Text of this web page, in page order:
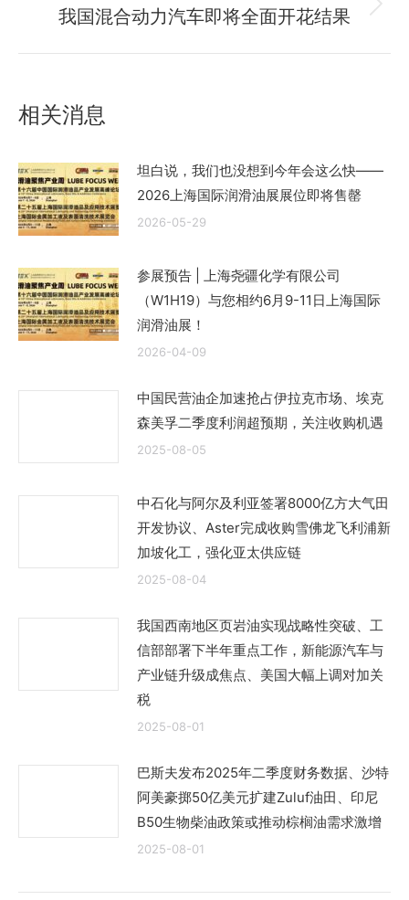
章：
未
我国混合动力汽车即将全面开花结果
相关消息
坦白说，我们也没想到今年会这么快——
2026上海国际润滑油展展位即将售罄
2026-05-29
参展预告 | 上海尧疆化学有限公司
（W1H19）与您相约6月9-11日上海国际
润滑油展！
2026-04-09
中国民营油企加速抢占伊拉克市场、埃克
森美孚二季度利润超预期，关注收购机遇
2025-08-05
中石化与阿尔及利亚签署8000亿方大气田
开发协议、Aster完成收购雪佛龙飞利浦新
加坡化工，强化亚太供应链
2025-08-04
我国西南地区页岩油实现战略性突破、工
信部部署下半年重点工作，新能源汽车与
产业链升级成焦点、美国大幅上调对加关
税
2025-08-01
巴斯夫发布2025年二季度财务数据、沙特
阿美豪掷50亿美元扩建Zuluf油田、印尼
B50生物柴油政策或推动棕榈油需求激增
2025-08-01